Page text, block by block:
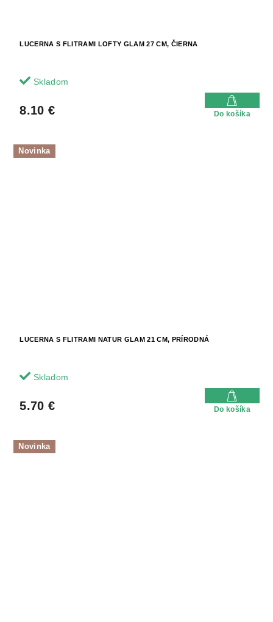
LUCERNA S FLITRAMI LOFTY GLAM 27 CM, ČIERNA
Skladom
8.10 € Do košíka
Novinka
LUCERNA S FLITRAMI NATUR GLAM 21 CM, PRÍRODNÁ
Skladom
5.70 € Do košíka
Novinka